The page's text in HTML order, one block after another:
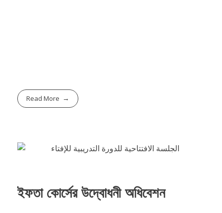
Read More
ইফতা কোর্সের উদ্বোধনী অধিবেশন